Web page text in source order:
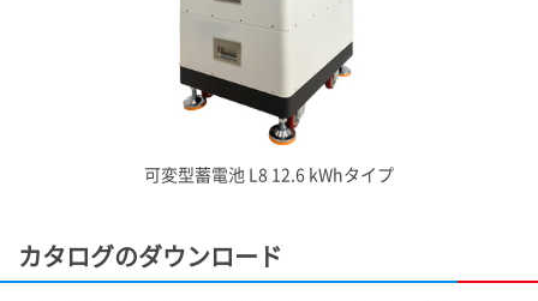
可変型蓄電池​ L8 12.6 kWhタイプ
カタログのダウンロード